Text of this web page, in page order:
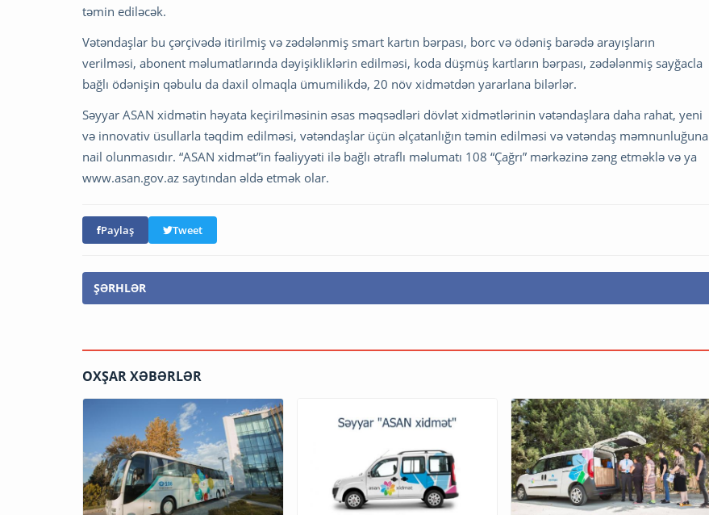
təmin ediləcək.
Vətəndaşlar bu çərçivədə itirilmiş və zədələnmiş smart kartın bərpası, borc və ödəniş barədə arayışların
verilməsi, abonent məlumatlarında dəyişikliklərin edilməsi, koda düşmüş kartların bərpası, zədələnmiş sayğacla
bağlı ödənişin qəbulu da daxil olmaqla ümumilikdə, 20 növ xidmətdən yararlana bilərlər.
Səyyar ASAN xidmətin həyata keçirilməsinin əsas məqsədləri dövlət xidmətlərinin vətəndaşlara daha rahat, yeni
və innovativ üsullarla təqdim edilməsi, vətəndaşlar üçün əlçatanlığın təmin edilməsi və vətəndaş məmnunluğuna
nail olunmasıdır. “ASAN xidmət”in fəaliyyəti ilə bağlı ətraflı məlumatı 108 “Çağrı” mərkəzinə zəng etməklə və ya
www.asan.gov.az saytından əldə etmək olar.
Paylaş Tweet
ŞƏRHLƏR
OXŞAR XƏBƏRLƏR